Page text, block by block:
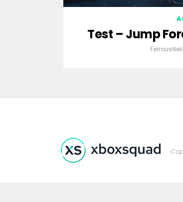
Test – Jump
FerrousNeil